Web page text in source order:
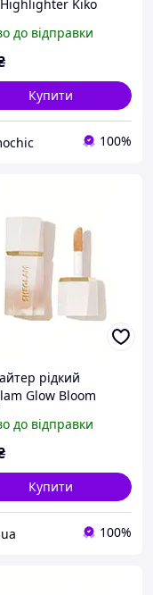
Highlighter Kiko
до відправки
Купити
100%
рідкий
Glow Bloom
до відправки
Купити
100%